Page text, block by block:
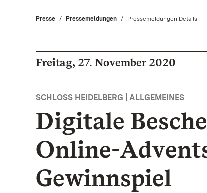
Presse Pressemeldungen Aktuell:
Pressemeldungen Details
Freitag, 27. November 2020
SCHLOSS HEIDELBERG | ALLGEMEINES
Digitale
Online-
Gewinnspiel